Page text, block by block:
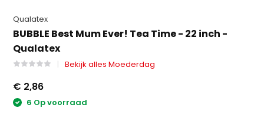
Qualatex
BUBBLE Best Mum Ever! Tea Time - 22 inch -
Qualatex
Bekijk alles Moederdag
€ 2,86
6 Op voorraad